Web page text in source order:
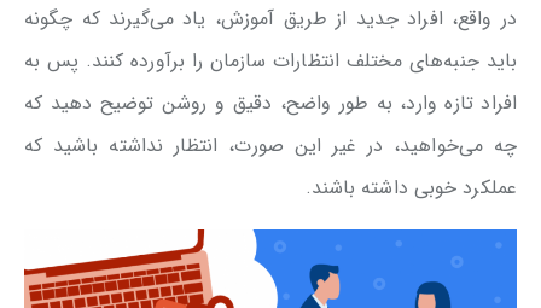
در واقع، افراد جدید از طریق آموزش، یاد می‌گیرند که چگونه
باید جنبه‌های مختلف انتظارات سازمان را برآورده کنند. پس به
افراد تازه وارد، به طور واضح، دقیق و روشن توضیح دهید که
چه می‌خواهید، در غیر این صورت، انتظار نداشته باشید که
عملکرد خوبی داشته باشند.